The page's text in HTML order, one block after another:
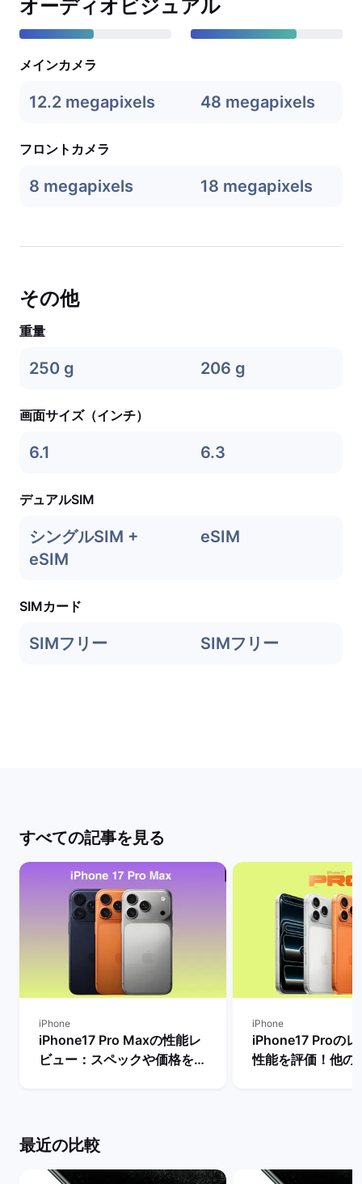
オーディオビジュアル
メインカメラ
12.2 megapixels 48 megapixels
フロントカメラ
8 megapixels 18 megapixels
その他
重量
250 g 206 g
画面サイズ（インチ）
6.1 6.3
デュアルSIM
シングルSIM +
eSIM
eSIM
SIMカード
SIMフリー SIMフリー
すべての記事を見る
iPhone
iPhone17 Pro Maxの性能レ
ビュー：スペックや価格を
iPhone
iPhone17 Proのレ
性能を評価！他の
最近の比較